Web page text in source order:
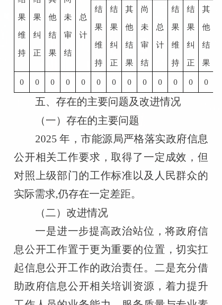
果
维
持
果
纠
正
他
结
果
未
审
结
总
计
结
果
维
持
结
果
纠
正
其
他
结
果
尚
未
审
结
总
计
结
果
维
持
结
果
纠
正
其
他
结
果
0 0 0 0 0 0 0 0 0 0 0 0 0
五、存在的主要问题及改进情况
（一）存在的主要问题
2025 年，市能源局严格落实政府信息
公开相关工作要求，取得了一定成效，但
对照上级部门的工作标准以及人民群众的
实际需求,仍存在一定差距。
（二）改进情况
一是进一步提高政治站位，将政府信
息公开工作置于更为重要的位置，切实扛
起信息公开工作的政治责任。二是充分借
助政府信息公开相关培训资源，着力提升